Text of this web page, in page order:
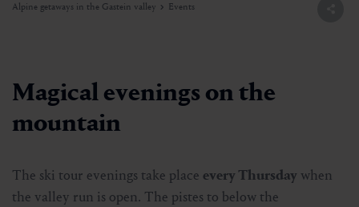
Alpine getaways in the Gastein valley Events
Magical evenings on the
mountain
The ski tour evenings take place every Thursday when
the valley run is open. The pistes to below the